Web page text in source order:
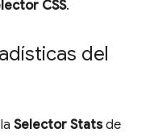
CSS.
del
Selector Statsde